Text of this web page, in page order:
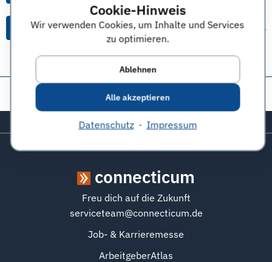
Cookie-Hinweis
Wir verwenden Cookies, um Inhalte und Services
zu optimieren.
Ablehnen
Alle akzeptieren
Datenschutz· Impressum
Alle Themen & Expertentipps
Diese Seite teilen:
Zurück zum Seitenanfang
connecticum
Freu dich auf die Zukunft
serviceteam@connecticum.de
Job- & Karrieremesse
ArbeitgeberAtlas